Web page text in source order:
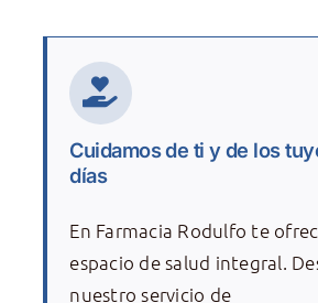
Cuidamos de ti y de los
días
En Farmacia Rodulfo te
espacio de salud integral.
nuestro servicio de